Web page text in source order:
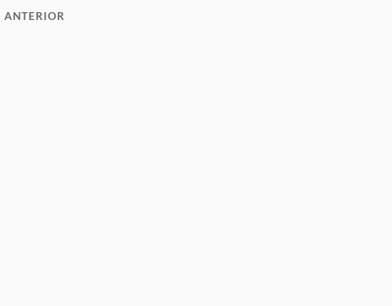
ANTERIOR